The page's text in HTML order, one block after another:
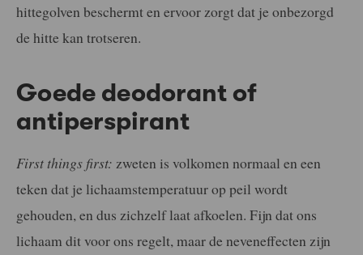
hittegolven beschermt en ervoor zorgt dat je onbezorgd
de hitte kan trotseren.
Goede deodorant of
antiperspirant
First things first: zweten is volkomen normaal en een
teken dat je lichaamstemperatuur op peil wordt
gehouden, en dus zichzelf laat afkoelen. Fijn dat ons
lichaam dit voor ons regelt, maar de neveneffecten zijn